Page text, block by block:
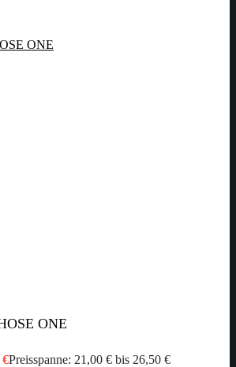
ONE
ONE
€Preisspanne: 21,00 € bis 26,50 €